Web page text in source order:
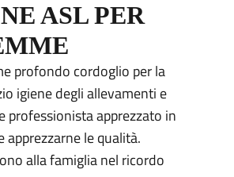
ASL PER
profondo cordoglio per la
igiene degli allevamenti e
professionista apprezzato in
le qualità.
alla famiglia nel ricordo